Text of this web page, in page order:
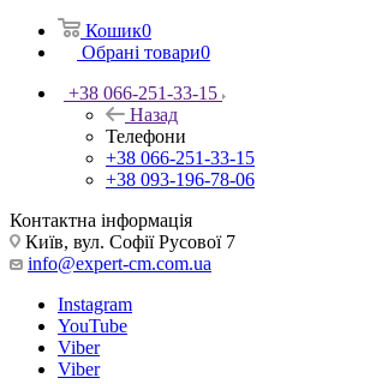
Кошик0
Обрані товари0
+38 066-251-33-15
Назад
Телефони
+38 066-251-33-15
+38 093-196-78-06
Контактна інформація
Київ, вул. Софії Русової 7
info@expert-cm.com.ua
Instagram
YouTube
Viber
Viber